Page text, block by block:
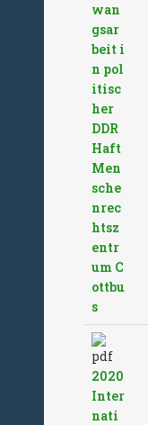
wan
gsar
beit i
n pol
itisc
her
DDR
Haft
Men
sche
nrec
htsz
entr
um C
ottbu
s
2020
Inter
nati